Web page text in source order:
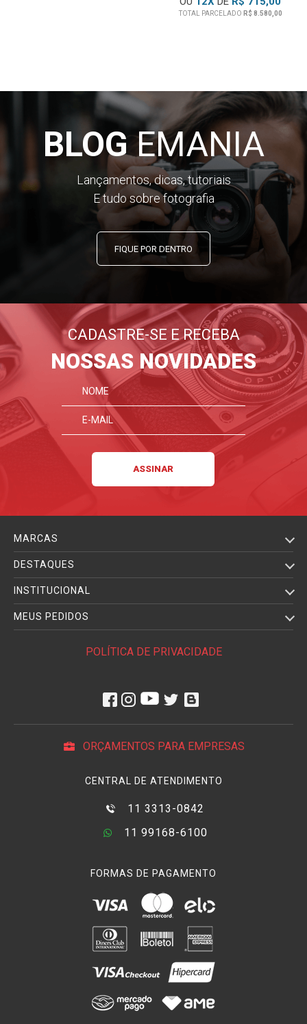
TOTAL PARCELADO R$ 8.580,00
BLOGEMANIA
Lançamentos, dicas, tutoriais
E tudo sobre fotografia
FIQUE POR DENTRO
CADASTRE-SE E RECEBA
NOSSAS NOVIDADES
MARCAS
DESTAQUES
INSTITUCIONAL
MEUS PEDIDOS
POLÍTICA DE PRIVACIDADE
ORÇAMENTOS PARA EMPRESAS
CENTRAL DE ATENDIMENTO
11 3313-0842
11 99168-6100
FORMAS DE PAGAMENTO